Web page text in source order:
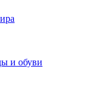
и обуви